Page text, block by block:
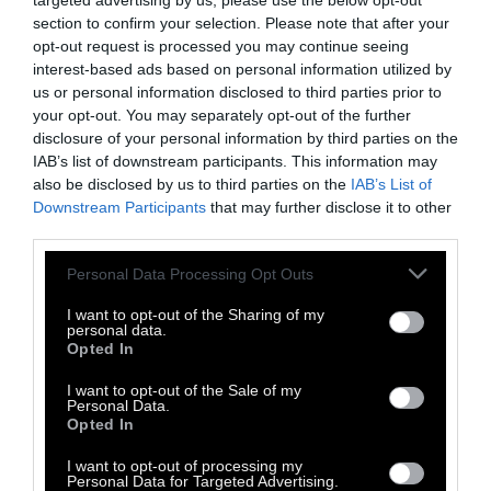
section to confirm your selection. Please note that after your
opt-out request is processed you may continue seeing
interest-based ads based on personal information utilized by
us or personal information disclosed to third parties prior to
your opt-out. You may separately opt-out of the further
disclosure of your personal information by third parties on the
IAB’s list of downstream participants. This information may
also be disclosed by us to third parties on the IAB’s List of
Downstream Participants that may further disclose it to other
Personal Data Processing Opt Outs
I want to opt-out of the Sharing of my
personal data.
Opted In
I want to opt-out of the Sale of my
Personal Data.
Opted In
I want to opt-out of processing my
Personal Data for Targeted Advertising.
ηλικιωμένους ακόμα και να
παίρνουν τα φάρμακά τους
Άλλες εταιρείες όπως η MEDCottage
διαθέτουν τα σπίτια τους ως εναλλακτικές
λύσεις για την υποβοηθούμενη διαβίωση. Οι
λύσεις τους, γνωστές ως «κοιτώνες για
συστήματα που θυμίζουν στους
ηλικιωμένους να παίρνουν τα φάρμακά τους
και μπορούν να αγοραστούν ως σπίτια
φιλικά προς το περιβάλλον και απλώς να